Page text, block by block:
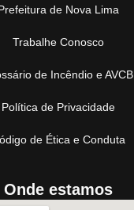
de Nova Lima
Trabalhe Conosco
de Incêndio e AVCB
Política de Privacidade
de Ética e Conduta
Onde estamos